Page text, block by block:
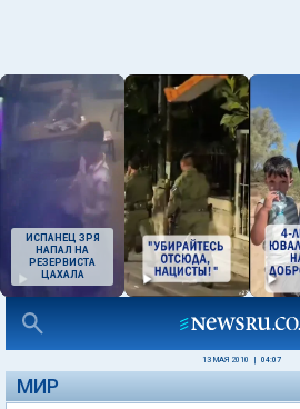
ИСПАНЕЦ ЗРЯ
НАПАЛ НА
РЕЗЕРВИСТА
ЦАХАЛА
13 МАЯ 2010 04:07
МИР